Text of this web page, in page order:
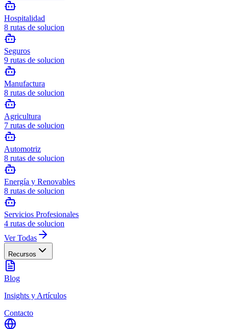
Hospitalidad
8 rutas de solucion
Seguros
9 rutas de solucion
Manufactura
8 rutas de solucion
Agricultura
7 rutas de solucion
Automotriz
8 rutas de solucion
Energía y Renovables
8 rutas de solucion
Servicios Profesionales
4 rutas de solucion
Ver Todas
Recursos
Blog
Insights y Artículos
Contacto